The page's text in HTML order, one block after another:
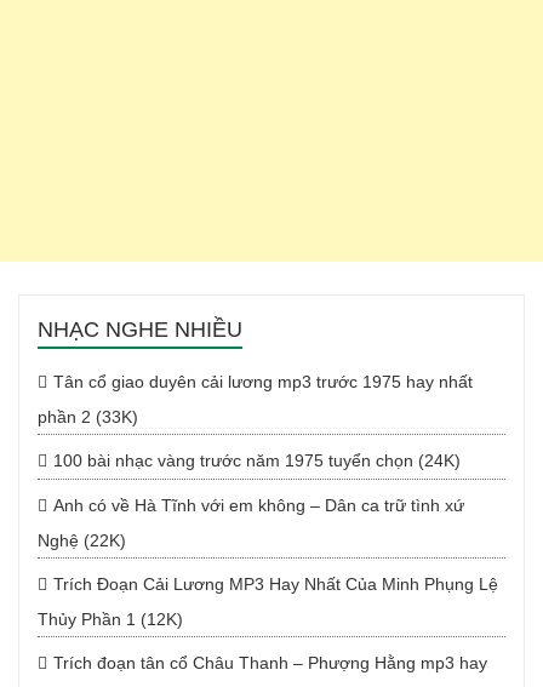
NHẠC NGHE NHIỀU
Tân cổ giao duyên cải lương mp3 trước 1975 hay nhất
phần 2 (33K)
100 bài nhạc vàng trước năm 1975 tuyển chọn (24K)
Anh có về Hà Tĩnh với em không – Dân ca trữ tình xứ
Nghệ (22K)
Trích Đoạn Cải Lương MP3 Hay Nhất Của Minh Phụng Lệ
Thủy Phần 1 (12K)
Trích đoạn tân cổ Châu Thanh – Phượng Hằng mp3 hay